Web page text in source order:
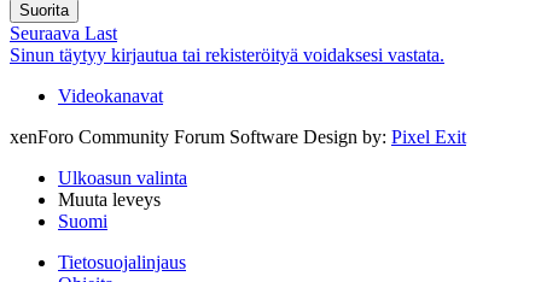
Suorita
Seuraava Last
Sinun täytyy kirjautua tai rekisteröityä voidaksesi vastata.
Videokanavat
xenForo Community Forum Software Design by: Pixel Exit
Ulkoasun valinta
Muuta leveys
Suomi
Tietosuojalinjaus